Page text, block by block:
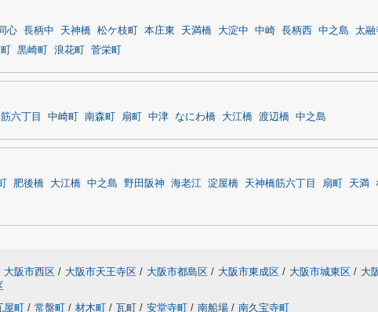
同心 長柄中 天神橋 松ケ枝町 本庄東 天満橋 大淀中 中崎 長柄西 中之島 太融
黒崎町 浪花町 菅栄町
六丁目 中崎町 南森町 扇町 中津 なにわ橋 大江橋 渡辺橋 中之島
肥後橋 大江橋 中之島 野田阪神 海老江 淀屋橋 天神橋筋六丁目 扇町 天満
大阪市西区 / 大阪市天王寺区 / 大阪市都島区 / 大阪市東成区 / 大阪市城東区 / 大
屋町 / 常盤町 / 材木町 / 瓦町 / 安堂寺町 / 南船場 / 南久宝寺町